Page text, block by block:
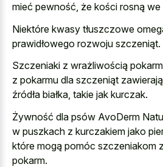
mieć pewność, że kości rosną we
Niektóre kwasy tłuszczowe
prawidłowego rozwoju szczeniąt.
Szczeniaki z wrażliwością
z pokarmu dla szczeniąt
źródła białka, takie jak kurczak.
Żywność dla psów AvoDerm
w puszkach z kurczakiem jako
które mogą pomóc szczeniakom
pokarm.